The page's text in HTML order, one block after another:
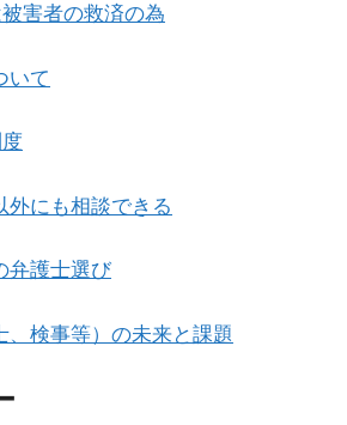
害者の救済の為
いて
外にも相談できる
弁護士選び
、検事等）の未来と課題